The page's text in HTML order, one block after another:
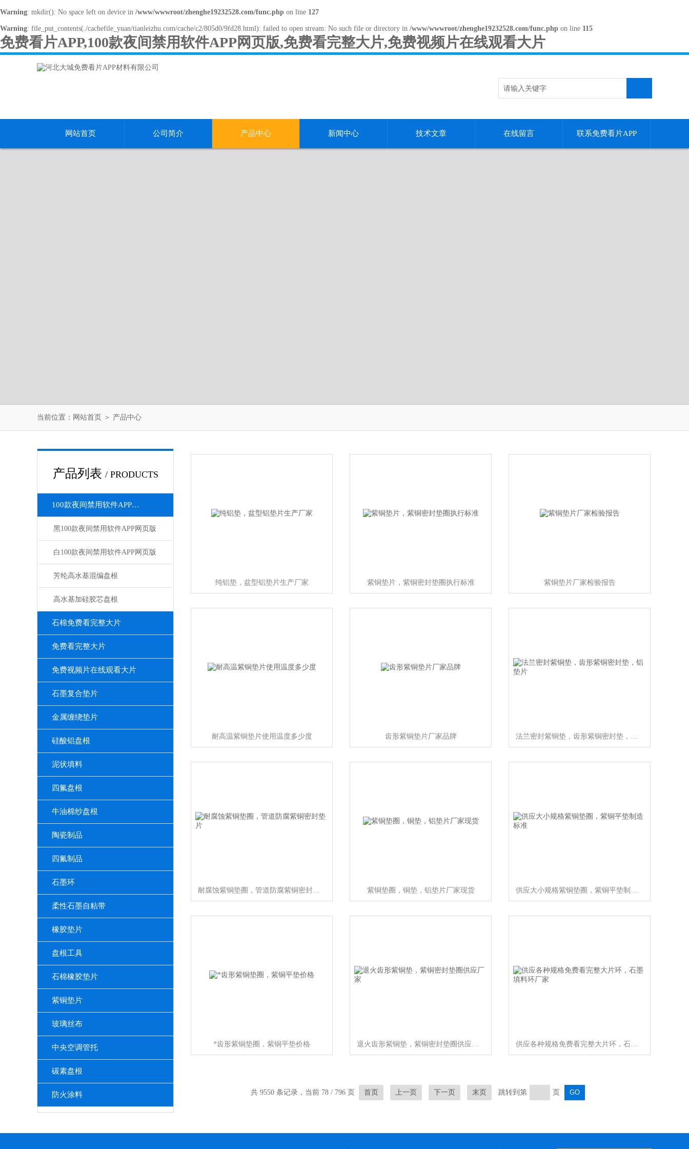
Warning: mkdir(): No space left on device in /www/wwwroot/zhenghe19232528.com/func.php on line 127
Warning: file_put_contents(./cachefile_yuan/tianleizhu.com/cache/c2/805d0/9fd28.html): failed to open stream: No such file or directory in /www/wwwroot/zhenghe19232528.com/func.php on line 115
免费看片APP,100款夜间禁用软件APP网页版,免费看完整大片,免费视频片在线观看大片
网站首页 公司简介 产品中心 新闻中心 技术文章 在线留言 联系免费看片APP
当前位置： 网站首页 ＞ 产品中心
产品列表 / PRODUCTS
100款夜间禁用软件APP网页版
黑100款夜间禁用软件APP网页版
白100款夜间禁用软件APP网页版
芳纶高水基混编盘根
高水基加硅胶芯盘根
石棉免费看完整大片
免费看完整大片
免费视频片在线观看大片
石墨复合垫片
金属缠绕垫片
硅酸铝盘根
泥状填料
四氟盘根
牛油棉纱盘根
陶瓷制品
四氟制品
石墨环
柔性石墨自粘带
橡胶垫片
盘根工具
石棉橡胶垫片
紫铜垫片
玻璃丝布
中央空调管托
碳素盘根
防火涂料
纯铝垫，盆型铝垫片生产厂家 紫铜垫片，紫铜密封垫圈执行标准 紫铜垫片厂家检验报告
耐高温紫铜垫片使用温度多少度 齿形紫铜垫片厂家品牌 法兰密封紫铜垫，齿形紫铜密封垫，铝垫片
耐腐蚀紫铜垫圈，管道防腐紫铜密封垫片 紫铜垫圈，铜垫，铝垫片厂家现货 供应大小规格紫铜垫圈，紫铜平垫制造标准
*齿形紫铜垫圈，紫铜平垫价格 退火齿形紫铜垫，紫铜密封垫圈供应厂家 供应各种规格免费看完整大片环，石墨填料环厂家
共 9550 条记录，当前 78 / 796 页 首页 上一页 下一页 末页 跳转到第 页